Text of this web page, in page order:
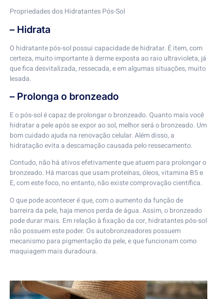
Propriedades dos Hidratantes Pós-Sol
– Hidrata
O hidratante pós-sol possui capacidade de hidratar. É item, com
certeza, muito importante à derme exposta ao raio ultravioleta, já
que fica desvitalizada, ressecada, e em algumas situações, muito
lesada.
– Prolonga o bronzeado
E o pós-sol é capaz de prolongar o bronzeado. Quanto mais você
hidratar a pele após se expor ao sol, melhor será o bronzeado. Um
bom cuidado ajuda na renovação celular. Além disso, a
hidratação evita a descamação causada pelo ressecamento.
Contudo, não há ativos efetivamente que atuem para prolongar o
bronzeado. Há marcas que usam proteínas, óleos, vitamina B5 e
E, com este foco, no entanto, não existe comprovação científica.
O que pode acontecer é que, com o aumento da função de
barreira da pele, haja menos perda de água. Assim, o bronzeado
pode durar mais. Em relação à fixação da cor, hidratantes pós-sol
não possuem este poder. Os autobronzeadores possuem
mecanismo para pigmentação da pele, e que funcionam como
maquiagem mais duradoura.